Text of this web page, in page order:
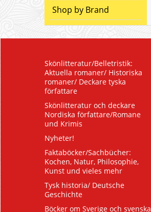
Shop by Brand
Skönlitteratur/Belletristik:
Aktuella romaner/ Historiska
romaner/ Deckare tyska
författare
Skönlitteratur och deckare
Nordiska författare/Romane
und Krimis
Nyheter!
Faktaböcker/Sachbücher:
Kochen, Natur, Philosophie,
Kunst und vieles mehr
Tysk historia/ Deutsche
Geschichte
Böcker om Sverige och svenska